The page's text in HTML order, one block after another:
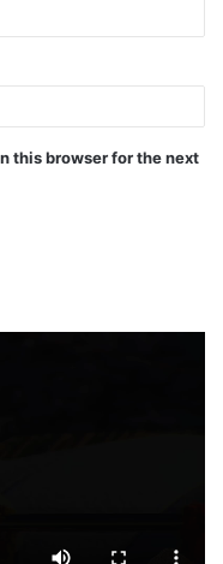
this browser for the next